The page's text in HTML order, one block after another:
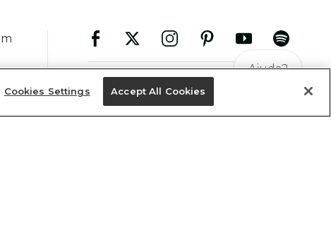
Ajuda?
Cookies Settings Accept All Cookies